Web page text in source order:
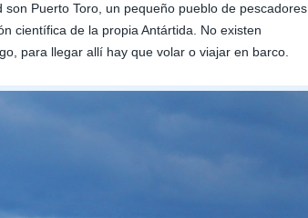
Puerto Toro, un pequeño pueblo de pescadores
científica de la propia Antártida. No existen
para llegar allí hay que volar o viajar en barco.